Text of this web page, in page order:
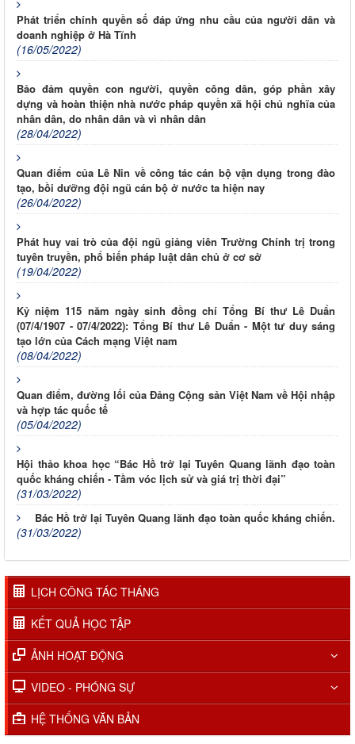
Phát triển chính quyền số đáp ứng nhu cầu của người dân và
doanh nghiệp ở Hà Tĩnh
(16/05/2022)
Bảo đảm quyền con người, quyền công dân, góp phần xây
dựng và hoàn thiện nhà nước pháp quyền xã hội chủ nghĩa của
nhân dân, do nhân dân và vì nhân dân
(28/04/2022)
Quan điểm của Lê Nin về công tác cán bộ vận dụng trong đào
tạo, bồi dưỡng đội ngũ cán bộ ở nước ta hiện nay
(26/04/2022)
Phát huy vai trò của đội ngũ giảng viên Trường Chính trị trong
tuyên truyền, phổ biến pháp luật dân chủ ở cơ sở
(19/04/2022)
Kỷ niệm 115 năm ngày sinh đồng chí Tổng Bí thư Lê Duẩn
(07/4/1907 - 07/4/2022): Tổng Bí thư Lê Duẩn - Một tư duy sáng
tạo lớn của Cách mạng Việt nam
(08/04/2022)
Quan điểm, đường lối của Đảng Cộng sản Việt Nam về Hội nhập
và hợp tác quốc tế
(05/04/2022)
Hội thảo khoa học “Bác Hồ trở lại Tuyên Quang lãnh đạo toàn
quốc kháng chiến - Tầm vóc lịch sử và giá trị thời đại”
(31/03/2022)
Bác Hồ trở lại Tuyên Quang lãnh đạo toàn quốc kháng chiến.
(31/03/2022)
LỊCH CÔNG TÁC THÁNG
KẾT QUẢ HỌC TẬP
ẢNH HOẠT ĐỘNG
VIDEO - PHÓNG SỰ
HỆ THỐNG VĂN BẢN
Lịch học các lớp tháng 01.2026
Lịch học các lớp tháng 02.2026
Lịch học các lớp tháng 03.2026
Lịch học các lớp tháng 04.2026